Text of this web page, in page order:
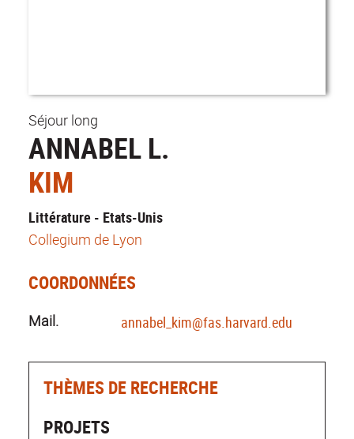
Séjour long
ANNABEL L.
KIM
Littérature - Etats-Unis
Collegium de Lyon
COORDONNÉES
Mail. annabel_kim@fas.harvard.edu
THÈMES DE RECHERCHE
PROJETS